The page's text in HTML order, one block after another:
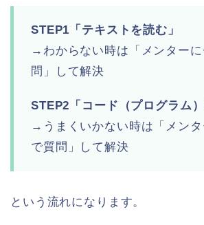
STEP1「テキストを読む」
→わからない時は「メンター
問」して解決
STEP2「コード（プログラム）
→うまくいかない時は「メンタ
で質問」して解決
という流れになります。